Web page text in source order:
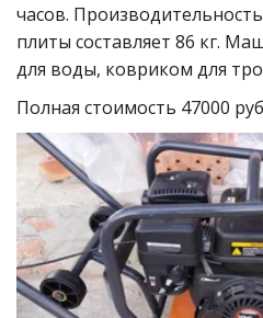
часов.
плиты составляет 86 кг.
для воды, ковриком для
Полная стоимость 47000